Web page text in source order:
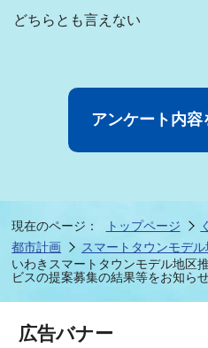
どちらとも言えない
現在のページ： トップページ
都市計画
スマートタウンモデ
いわきスマートタウンモデル地区
ビスの提案募集の結果等をお知らせ
広告バナー